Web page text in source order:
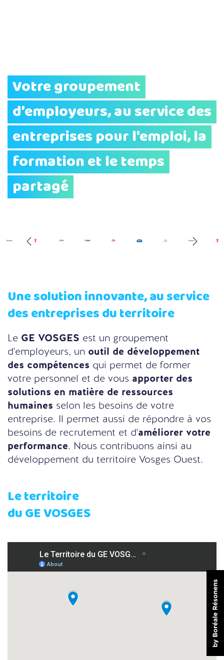
Votre groupement
d’employeurs, au service des
entreprises pour l'emploi, la
formation et le temps
partagé
Une solution innovante, au service
des entreprises du territoire
Le GE VOSGES est un groupement
d'employeurs, un outil de développement
des compétences qui permet de former
votre personnel et de vous apporter des
solutions en matière de ressources
humaines selon les besoins de votre
entreprise. Il permet aussi de répondre à vos
besoins de recrutement et d'améliorer votre
performance. Nous contribuons ainsi au
développement du territoire Vosges Ouest.
Le territoire
du GE VOSGES